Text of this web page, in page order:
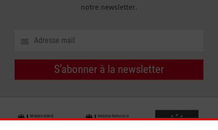
notre newsletter.
S’abonner à la newsletter